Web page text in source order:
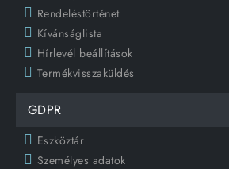
Rendeléstörténet
Kívánságlista
Hírlevél beállítások
Termékvisszaküldés
GDPR
Eszköztár
Személyes adatok